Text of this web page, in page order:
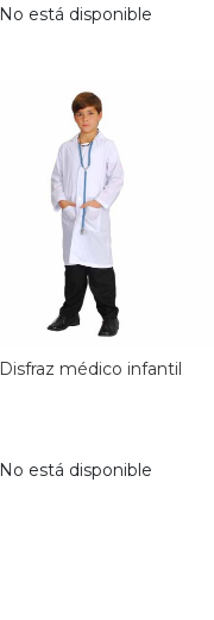
No está disponible
Disfraz médico infantil
No está disponible